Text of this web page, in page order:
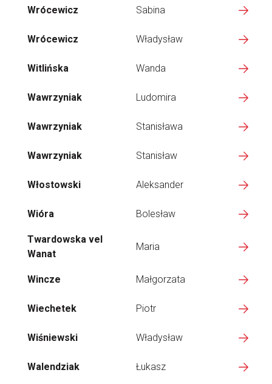
Wrócewicz Sabina
Wrócewicz Władysław
Witlińska Wanda
Wawrzyniak Ludomira
Wawrzyniak Stanisława
Wawrzyniak Stanisław
Włostowski Aleksander
Wióra Bolesław
Twardowska vel
Wanat
Maria
Wincze Małgorzata
Wiechetek Piotr
Wiśniewski Władysław
Walendziak Łukasz